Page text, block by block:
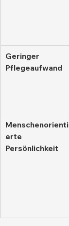
Geringer
Pflegeaufwand
Menschenorienti
erte
Persönlichkeit